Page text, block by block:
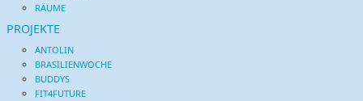
RÄUME
PROJEKTE
ANTOLIN
BRASILIENWOCHE
BUDDYS
FIT4FUTURE